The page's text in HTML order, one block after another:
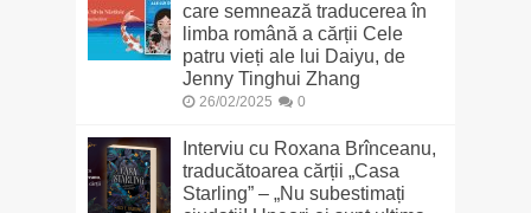
care semnează traducerea în
limba română a cărții Cele
patru vieți ale lui Daiyu, de
Jenny Tinghui Zhang
26/02/2025 0
Interviu cu Roxana Brînceanu,
traducătoarea cărții „Casa
Starling” – „Nu subestimați